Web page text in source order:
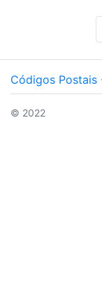
Códigos Postais
© 2022